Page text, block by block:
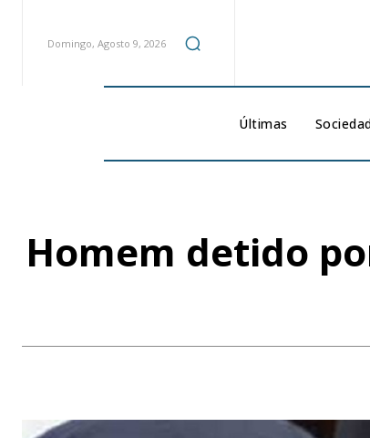
Domingo, Agosto 9, 2026
Últimas
Homem detido